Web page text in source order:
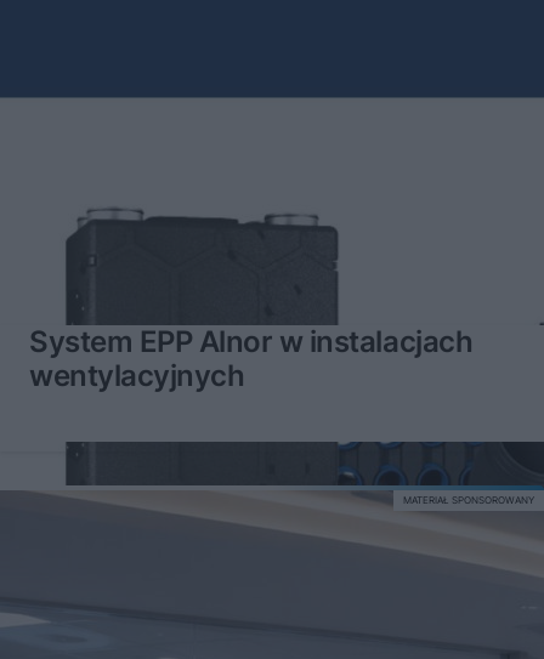
System EPP Alnor w instalacjach
wentylacyjnych
MATERIAŁ SPONSOROWANY